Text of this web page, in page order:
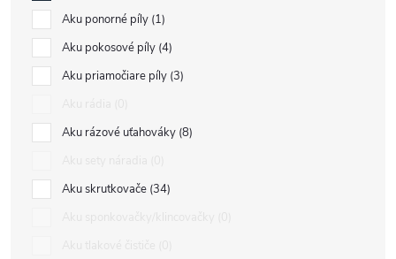
Aku ponorné píly 1
Aku pokosové píly 4
Aku priamočiare píly 3
Aku rázové uťahováky 8
Aku skrutkovače 34